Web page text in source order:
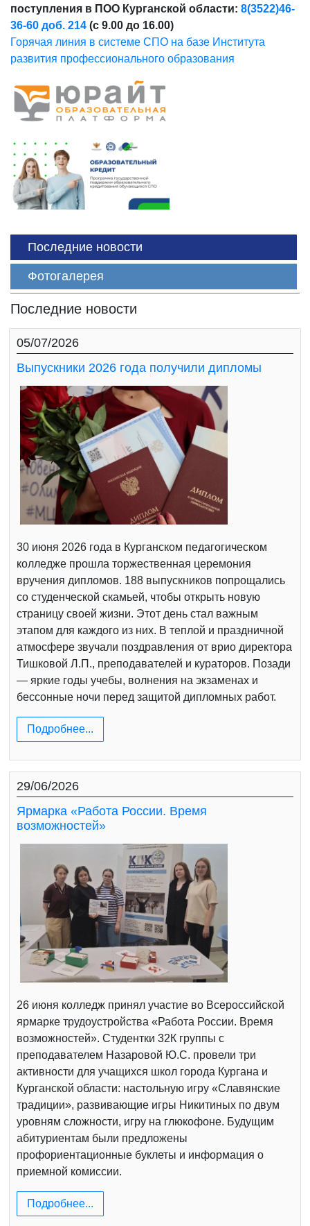
поступления в ПОО Курганской области: 8(3522)46-
36-60 доб. 214 (с 9.00 до 16.00)
Горячая линия в системе СПО на базе Института
развития профессионального образования
Последние новости
Фотогалерея
Последние новости
05/07/2026
Выпускники 2026 года получили дипломы
30 июня 2026 года в Курганском педагогическом
колледже прошла торжественная церемония
вручения дипломов. 188 выпускников попрощались
со студенческой скамьей, чтобы открыть новую
страницу своей жизни. Этот день стал важным
этапом для каждого из них. В теплой и праздничной
атмосфере звучали поздравления от врио директора
Тишковой Л.П., преподавателей и кураторов. Позади
— яркие годы учебы, волнения на экзаменах и
бессонные ночи перед защитой дипломных работ.
Подробнее...
29/06/2026
Ярмарка «Работа России. Время
возможностей»
26 июня колледж принял участие во Всероссийской
ярмарке трудоустройства «Работа России. Время
возможностей». Студентки 32К группы с
преподавателем Назаровой Ю.С. провели три
активности для учащихся школ города Кургана и
Курганской области: настольную игру «Славянские
традиции», развивающие игры Никитиных по двум
уровням сложности, игру на глюкофоне. Будущим
абитуриентам были предложены
профориентационные буклеты и информация о
приемной комиссии.
Подробнее...